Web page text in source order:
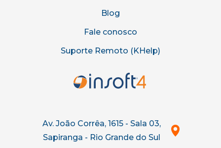
Blog
Fale conosco
Suporte Remoto (KHelp)
Av. João Corrêa, 1615 - Sala 03,
Sapiranga - Rio Grande do Sul